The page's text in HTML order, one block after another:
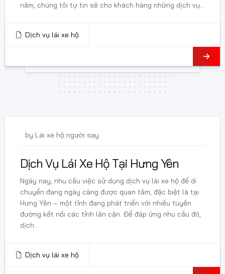
năm, chúng tôi tự tin sẽ cho khách hàng những dịch vụ...
Dịch vụ lái xe hộ
by Lái xe hộ người say
Dịch Vụ Lái Xe Hộ Tại Hưng Yên
Ngày nay, nhu cầu việc sử dụng dịch vụ lái xe hộ để di
chuyển đang ngày càng được quan tâm, đặc biệt là tại
Hưng Yên – một tỉnh đang phát triển với nhiều tuyến
đường kết nối các tỉnh lân cận. Để đáp ứng nhu cầu đó,
dịch...
Dịch vụ lái xe hộ